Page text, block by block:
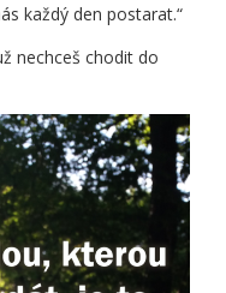
každý den postarat.“
nechceš chodit do